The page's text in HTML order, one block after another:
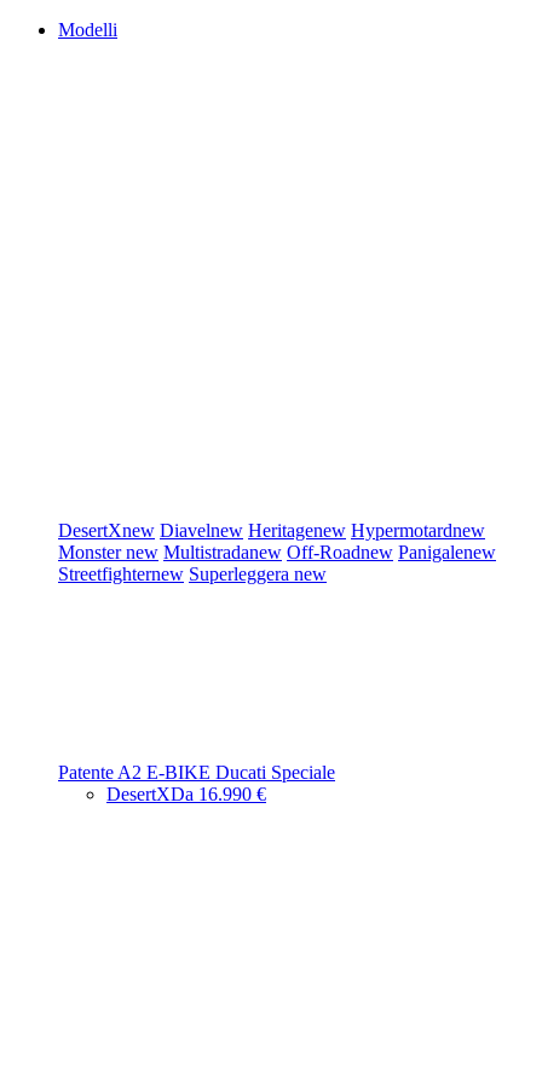
Modelli
DesertXnew Diavelnew Heritagenew Hypermotardnew
Monsternew Multistradanew Off-Roadnew Panigalenew
Streetfighternew Superleggera new
Patente A2 E-BIKE Ducati Speciale
DesertXDa 16.990 €